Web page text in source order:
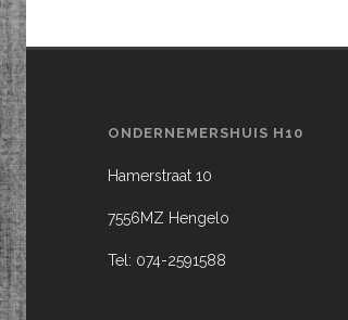
ONDERNEMERSHUIS H10
Hamerstraat 10
7556MZ Hengelo
Tel: 074-2591588